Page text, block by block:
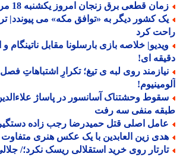
قطعی برق زنجان امروز یکشنبه 18 مرداد (خاموشی برق)
کشور دیگر به «توافق مکه» می پیوندد| ترکیه
کرد
ای!
روی لبه ی تیغ؛ تکرارِ اشتباهاتِ فصل
وحشتناک آسانسور در پاساژ علاءالدین /
منفی سه رفت
اصلی قتل حمیدرضا رجب زاده دستگیر شد
زین العابدین با یک عکس هنری متفاوت
روی خرید استقلالی ریسک نکرد؛/ جلالی